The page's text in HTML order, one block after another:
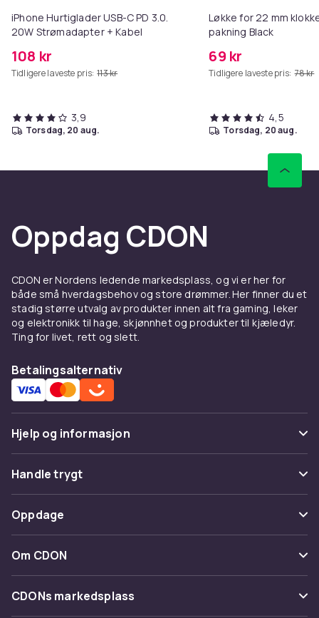
iPhone Hurtiglader USB-C PD 3.0.
20W Strømadapter + Kabel
108 kr
Tidligere laveste pris: 113 kr
3,9
torsdag, 20 aug.
Løkke for 22 mm
pakning Black
69 kr
Tidligere laveste pris: 78 kr
4,5
torsdag, 20 aug.
Oppdag CDON
CDON er Nordens ledende markedsplass, og vi er her for
både små hverdagsbehov og store drømmer. Her finner du et
stadig større utvalg av produkter innen alt fra gaming, leker
og elektronikk til hage, skjønnhet og produkter til kjæledyr.
Ting for livet, rett og slett.
Betalingsalternativ
Hjelp og informasjon
Vanlige spørsmål
Spor pakke
Angre & returner her
Kontakt oss
Handle trygt
Betaling
Levering
Tilbakekallinger
Oppdage
Kategorier
Varemerker
Om CDON
Om oss
CDONs markedsplass